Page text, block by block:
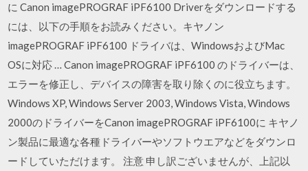
に Canon imagePROGRAF iPF6100 Driverをダウンロードする
には、以下の手順をお読みください。キヤノン
imagePROGRAF iPF6100 ドライバは、WindowsおよびMac
OSに対応 … Canon imagePROGRAF iPF6100 のドライバーは、
エラーを修正し、デバイスの障害を取り除くのに役立ちます。
Windows XP, Windows Server 2003, Windows Vista, Windows
2000のドライバーをCanon imagePROGRAF iPF6100に キヤノ
ン製品に最適な各種ドライバーやソフトウエアなどをダウンロ
ードしていただけます。 注意 申し訳ございませんが、上記以